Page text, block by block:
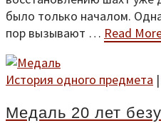
было только началом.
пор вызывают … Read
История одного предмета |
Медаль 20 лет